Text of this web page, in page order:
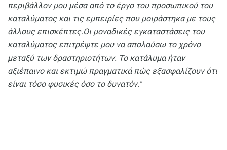
περιβάλλον μου μέσα από το έργο του προσωπικού του
καταλύματος και τις εμπειρίες που μοιράστηκα με τους
άλλους επισκέπτες.Οι μοναδικές εγκαταστάσεις του
καταλύματος επιτρέψτε μου να απολαύσω το χρόνο
μεταξύ των δραστηριοτήτων. Το κατάλυμα ήταν
αξιέπαινο και εκτιμώ πραγματικά πώς εξασφαλίζουν ότι
είναι τόσο φυσικές όσο το δυνατόν."